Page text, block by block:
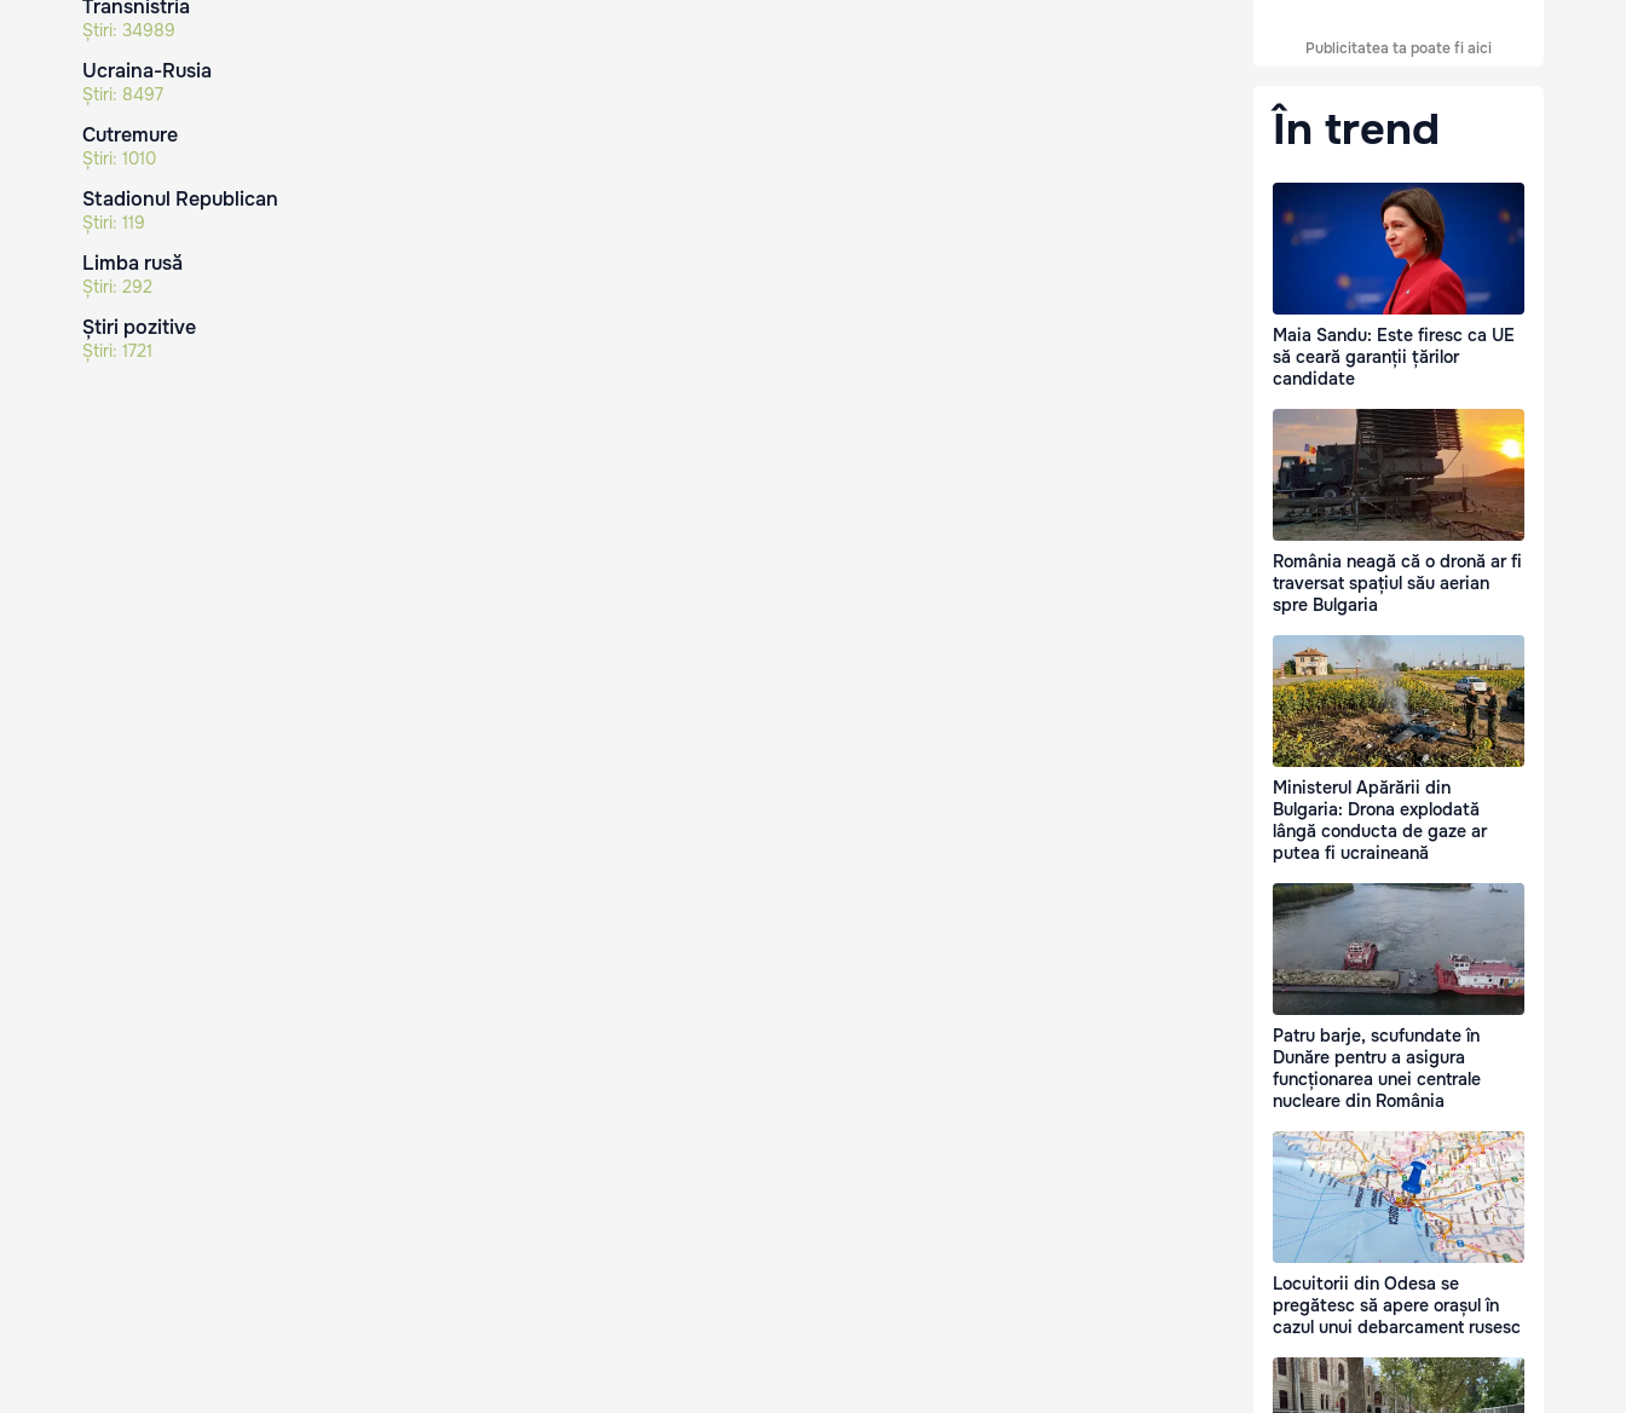
Transnistria
Știri: 34989
Ucraina-Rusia
Știri: 8497
Cutremure
Știri: 1010
Stadionul Republican
Știri: 119
Limba rusă
Știri: 292
Știri pozitive
Știri: 1721
Publicitatea ta poate fi aici
În trend
Maia Sandu: Este firesc ca UE
să ceară garanții țărilor
candidate
România neagă că o dronă ar fi
traversat spațiul său aerian
spre Bulgaria
Ministerul Apărării din
Bulgaria: Drona explodată
lângă conducta de gaze ar
putea fi ucraineană
Patru barje, scufundate în
Dunăre pentru a asigura
funcționarea unei centrale
nucleare din România
Locuitorii din Odesa se
pregătesc să apere orașul în
cazul unui debarcament rusesc